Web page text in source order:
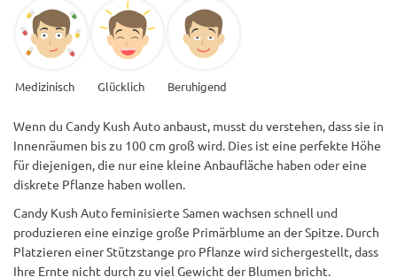
Medizinisch Glücklich Beruhigend
Wenn du Candy Kush Auto anbaust, musst du verstehen, dass sie in
Innenräumen bis zu 100 cm groß wird. Dies ist eine perfekte Höhe
für diejenigen, die nur eine kleine Anbaufläche haben oder eine
diskrete Pflanze haben wollen.
Candy Kush Auto feminisierte Samen wachsen schnell und
produzieren eine einzige große Primärblume an der Spitze. Durch
Platzieren einer Stützstange pro Pflanze wird sichergestellt, dass
Ihre Ernte nicht durch zu viel Gewicht der Blumen bricht.